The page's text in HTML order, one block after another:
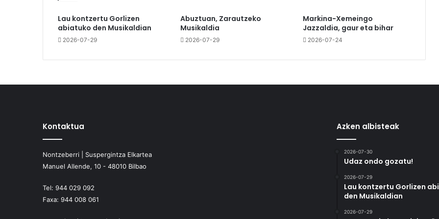
Lau kontzertu Gorlizen
abiatuko den Musikaldian
2026-07-29
Abuztuan, Zarautzeko
Musikaldia
2026-07-29
Markina-Xemeingo
Jazzaldia, gaur eta bihar
2026-07-24
Kontaktua
Nontzeberri | Suspergintza Elkartea
Manuel Allende, 10 - 48010 Bilbao
Tel: 944 029 092
Faxa: 944 008 061
Azken albisteak
2026-07-30
Udaz ondo gozatu!
2026-07-29
Lau kontzertu Gorlizen
den Musikaldian
2026-07-29